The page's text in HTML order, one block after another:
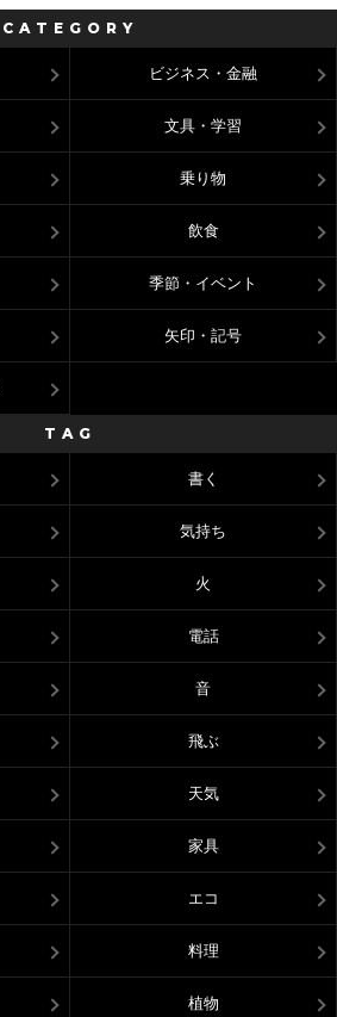
CATEGORY
ビジネス・金融
文具・学習
乗り物
飲食
季節・イベント
矢印・記号
TAG
書く
気持ち
火
電話
音
飛ぶ
天気
家具
エコ
料理
植物